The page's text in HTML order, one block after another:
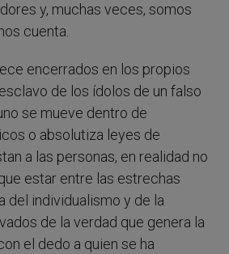
y, muchas veces, somos
cuenta.
encerrados en los propios
de los ídolos de un falso
se mueve dentro de
o absolutiza leyes de
a las personas, en realidad no
estar entre las estrechas
del individualismo y de la
de la verdad que genera la
el dedo a quien se ha